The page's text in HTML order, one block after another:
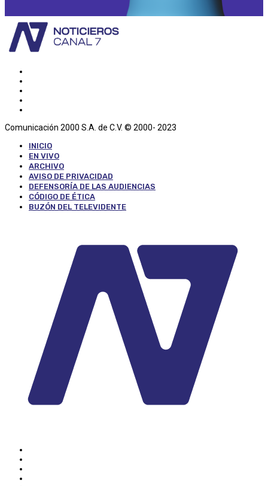
Comunicación 2000 S.A. de C.V. © 2000- 2023
INICIO
EN VIVO
ARCHIVO
AVISO DE PRIVACIDAD
DEFENSORÍA DE LAS AUDIENCIAS
CÓDIGO DE ÉTICA
BUZÓN DEL TELEVIDENTE